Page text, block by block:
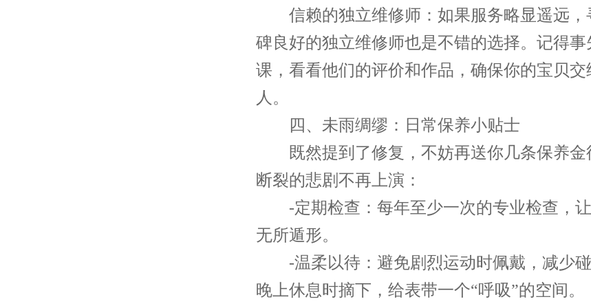
信赖的独立维修师：如果服务略显遥远，
碑良好的独立维修师也是不错的选择。记得事
课，看看他们的评价和作品，确保你的宝贝交
人。
四、未雨绸缪：日常保养小贴士
既然提到了修复，不妨再送你几条保养金
断裂的悲剧不再上演：
-定期检查：每年至少一次的专业检查，让
无所遁形。
-温柔以待：避免剧烈运动时佩戴，减少碰
晚上休息时摘下，给表带一个“呼吸”的空间。